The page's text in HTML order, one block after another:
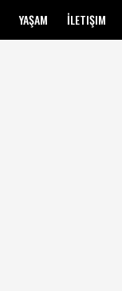
YAŞAM İLETIŞIM